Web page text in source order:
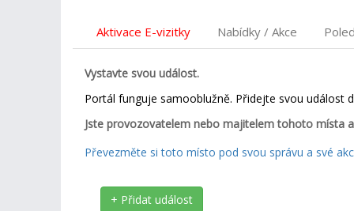
Aktivace E-vizitky Nabídky / Akce
Vystavte svou událost.
Portál funguje samooblužně. Přidejte svou událost
Jste provozovatelem nebo majitelem tohoto místa
Převezměte si toto místo pod svou správu a své
+ Přidat událost